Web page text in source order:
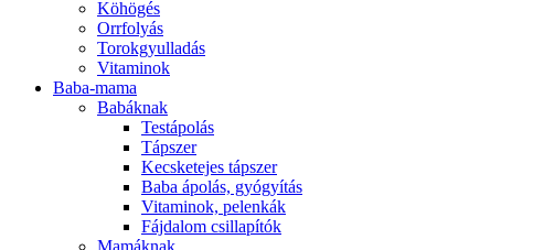
Köhögés
Orrfolyás
Torokgyulladás
Vitaminok
Baba-mama
Babáknak
Testápolás
Tápszer
Kecsketejes tápszer
Baba ápolás, gyógyítás
Vitaminok, pelenkák
Fájdalom csillapítók
Mamáknak